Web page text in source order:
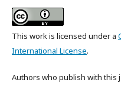
This work is licensed under a
International License.
Authors who publish with this